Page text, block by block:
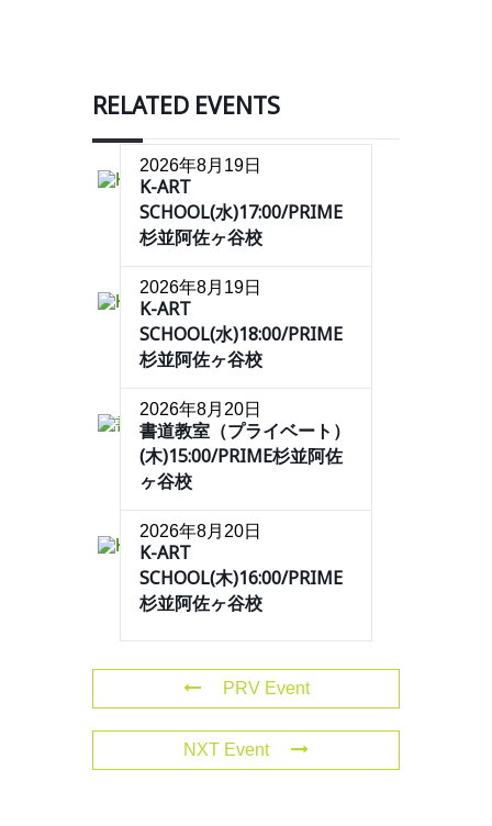
RELATED EVENTS
2026年8月19日
K-ART
SCHOOL(水)17:00/PRIME
杉並阿佐ヶ谷校
2026年8月19日
K-ART
SCHOOL(水)18:00/PRIME
杉並阿佐ヶ谷校
2026年8月20日
書道教室（プライベート）
(木)15:00/PRIME杉並阿佐
ヶ谷校
2026年8月20日
K-ART
SCHOOL(木)16:00/PRIME
杉並阿佐ヶ谷校
PRV Event
NXT Event